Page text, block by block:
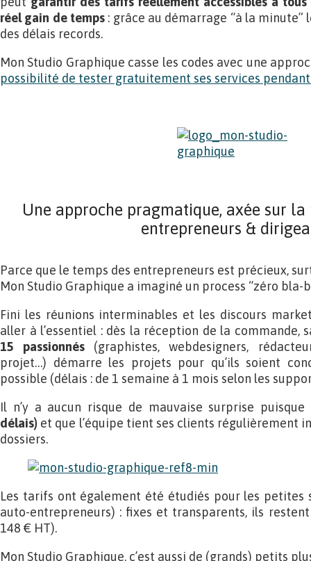
réel gain de temps: grâce au démarrage “à la
des délais records.
Mon Studio Graphique casse les codes avec une
possibilité de tester gratuitement ses services
Une approche pragmatique, axée sur
entrepreneurs &
Parce que le temps des entrepreneurs est précieux,
Mon Studio Graphique a imaginé un process “zéro bla-
Fini les réunions interminables et les discours
aller à l’essentiel : dès la réception de la commande,
15 passionnés (graphistes, webdesigners,
projet…) démarre les projets pour qu’ils soient
possible (délais : de 1 semaine à 1 mois selon les
Il n’y a aucun risque de mauvaise surprise puisque
délais) et que l’équipe tient ses clients régulièrement
dossiers.
Les tarifs ont également été étudiés pour les petites
auto-entrepreneurs) : fixes et transparents, ils restent
148 € HT).
Mon Studio Graphique, c’est aussi de (grands) petits